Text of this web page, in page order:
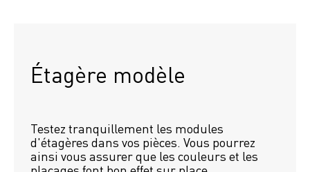
Étagère modèle
Testez tranquillement les modules
d'étagères dans vos pièces. Vous pourrez
ainsi vous assurer que les couleurs et les